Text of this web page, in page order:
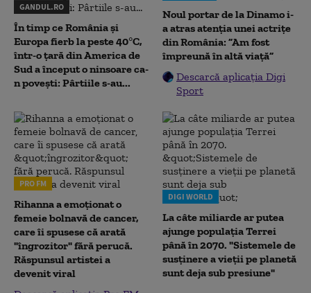
GANDUL.RO
În timp ce România și
Europa fierb la peste 40°C,
într-o țară din America de
Sud a început o ninsoare ca-
n povești: Pârtiile s-au...
Noul portar de la Dinamo i-
a atras atenția unei actrițe
din România: ”Am fost
împreună în altă viață”
Descarcă aplicația Digi
Sport
PRO FM
Rihanna a emoționat o
femeie bolnavă de cancer,
care îi spusese că arată
"îngrozitor" fără perucă.
Răspunsul artistei a
devenit viral
DIGI WORLD
La câte miliarde ar putea
ajunge populația Terrei
până în 2070. "Sistemele de
susținere a vieții pe planetă
sunt deja sub presiune"